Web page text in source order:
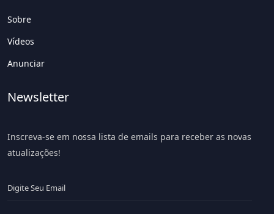
Sobre
Vídeos
Anunciar
Newsletter
Inscreva-se em nossa lista de emails para receber as novas
atualizações!